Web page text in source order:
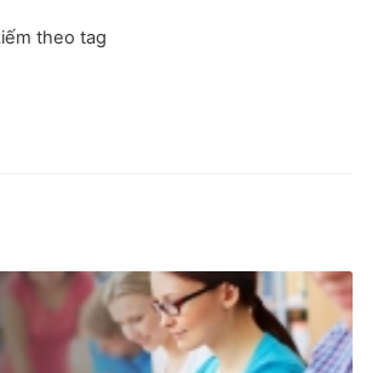
theo tag